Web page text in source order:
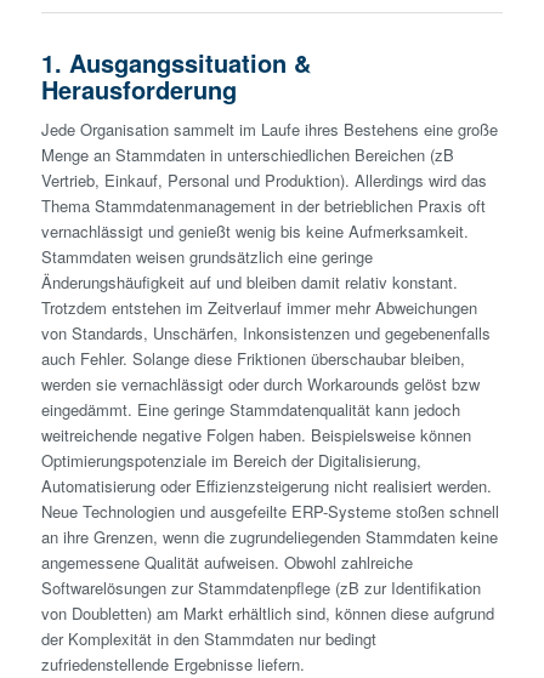
1. Ausgangssituation &
Herausforderung
Jede Organisation sammelt im Laufe ihres Bestehens eine große
Menge an Stammdaten in unterschiedlichen Bereichen (zB
Vertrieb, Einkauf, Personal und Produktion). Allerdings wird das
Thema Stammdatenmanagement in der betrieblichen Praxis oft
vernachlässigt und genießt wenig bis keine Aufmerksamkeit.
Stammdaten weisen grundsätzlich eine geringe
Änderungshäufigkeit auf und bleiben damit relativ konstant.
Trotzdem entstehen im Zeitverlauf immer mehr Abweichungen
von Standards, Unschärfen, Inkonsistenzen und gegebenenfalls
auch Fehler. Solange diese Friktionen überschaubar bleiben,
werden sie vernachlässigt oder durch Workarounds gelöst bzw
eingedämmt. Eine geringe Stammdatenqualität kann jedoch
weitreichende negative Folgen haben. Beispielsweise können
Optimierungspotenziale im Bereich der Digitalisierung,
Automatisierung oder Effizienzsteigerung nicht realisiert werden.
Neue Technologien und ausgefeilte ERP-Systeme stoßen schnell
an ihre Grenzen, wenn die zugrundeliegenden Stammdaten keine
angemessene Qualität aufweisen. Obwohl zahlreiche
Softwarelösungen zur Stammdatenpflege (zB zur Identifikation
von Doubletten) am Markt erhältlich sind, können diese aufgrund
der Komplexität in den Stammdaten nur bedingt
zufriedenstellende Ergebnisse liefern.